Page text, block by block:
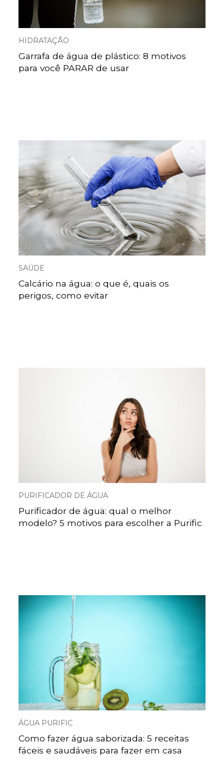
HIDRATAÇÃO
Garrafa de água de plástico: 8 motivos
para você PARAR de usar
SAÚDE
Calcário na água: o que é, quais os
perigos, como evitar
PURIFICADOR DE ÁGUA
Purificador de água: qual o melhor
modelo? 5 motivos para escolher a Purific
ÁGUA PURIFIC
Como fazer água saborizada: 5 receitas
fáceis e saudáveis para fazer em casa